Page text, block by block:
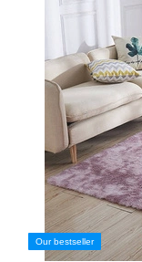
Our bestseller